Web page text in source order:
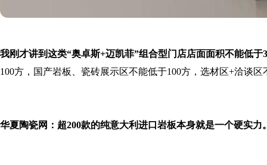
我刚才讲到这类“奥卓斯+迈凯菲”组合型门店店面面积不能低
100方，国产岩板、瓷砖展示区不能低于100方，选材区+洽谈
华夏陶瓷网：超200款的纯意大利进口岩板本身就是一个硬实力